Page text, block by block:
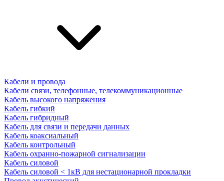
Кабели и провода
Кабели связи, телефонные, телекоммуникационные
Кабель высокого напряжения
Кабель гибкий
Кабель гибридный
Кабель для связи и передачи данных
Кабель коаксиальный
Кабель контрольный
Кабель охранно-пожарной сигнализации
Кабель силовой
Кабель силовой < 1кВ для нестационарной прокладки